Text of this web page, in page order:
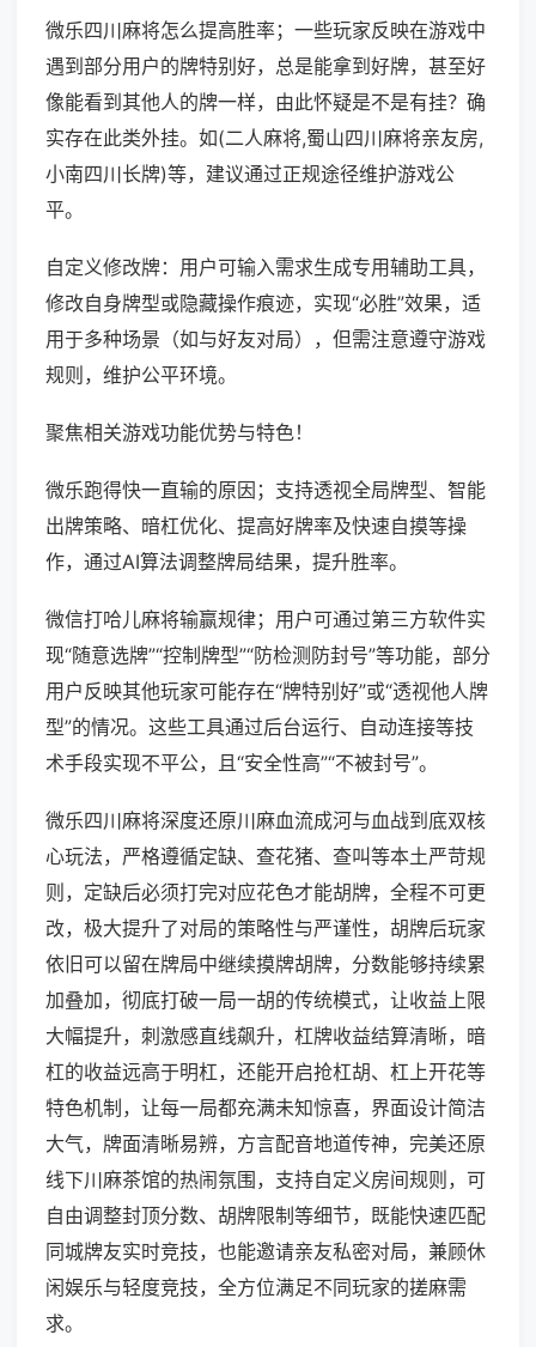
微乐四川麻将怎么提高胜率；一些玩家反映在游戏中
遇到部分用户的牌特别好，总是能拿到好牌，甚至好
像能看到其他人的牌一样，由此怀疑是不是有挂？确
实存在此类外挂。如(二人麻将,蜀山四川麻将亲友房,
小南四川长牌)等，建议通过正规途径维护游戏公
平。
自定义修改牌：用户可输入需求生成专用辅助工具，
修改自身牌型或隐藏操作痕迹，实现“必胜”效果，适
用于多种场景（如与好友对局），但需注意遵守游戏
规则，维护公平环境。
聚焦相关游戏功能优势与特色！
微乐跑得快一直输的原因；支持透视全局牌型、智能
出牌策略、暗杠优化、提高好牌率及快速自摸等操
作，通过AI算法调整牌局结果，提升胜率。
微信打哈儿麻将输赢规律；用户可通过第三方软件实
现“随意选牌”“控制牌型”“防检测防封号”等功能，部分
用户反映其他玩家可能存在“牌特别好”或“透视他人牌
型”的情况。这些工具通过后台运行、自动连接等技
术手段实现不平公，且“安全性高”“不被封号”。
微乐四川麻将深度还原川麻血流成河与血战到底双核
心玩法，严格遵循定缺、查花猪、查叫等本土严苛规
则，定缺后必须打完对应花色才能胡牌，全程不可更
改，极大提升了对局的策略性与严谨性，胡牌后玩家
依旧可以留在牌局中继续摸牌胡牌，分数能够持续累
加叠加，彻底打破一局一胡的传统模式，让收益上限
大幅提升，刺激感直线飙升，杠牌收益结算清晰，暗
杠的收益远高于明杠，还能开启抢杠胡、杠上开花等
特色机制，让每一局都充满未知惊喜，界面设计简洁
大气，牌面清晰易辨，方言配音地道传神，完美还原
线下川麻茶馆的热闹氛围，支持自定义房间规则，可
自由调整封顶分数、胡牌限制等细节，既能快速匹配
同城牌友实时竞技，也能邀请亲友私密对局，兼顾休
闲娱乐与轻度竞技，全方位满足不同玩家的搓麻需
求。